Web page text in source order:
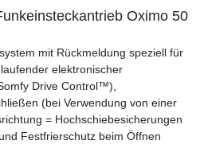
Oximo 50
mit Rückmeldung speziell für
elektronischer
Drive Control™),
(bei Verwendung von einer
= Hochschiebesicherungen
Festfrierschutz beim Öffnen